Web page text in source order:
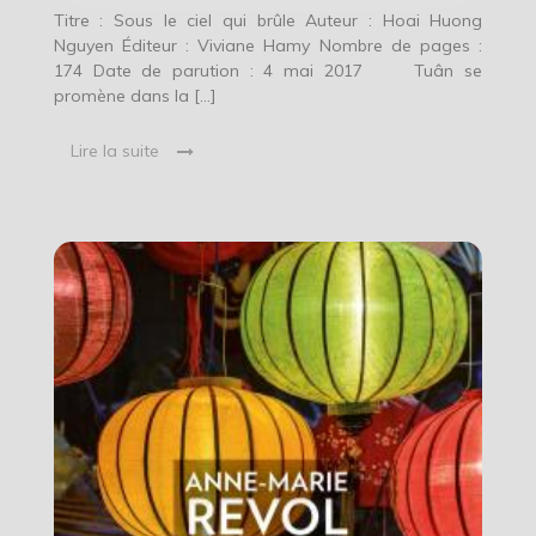
Titre : Sous le ciel qui brûle Auteur : Hoai Huong
Nguyen Éditeur : Viviane Hamy Nombre de pages :
174 Date de parution : 4 mai 2017 Tuân se
promène dans la […]
Lire la suite